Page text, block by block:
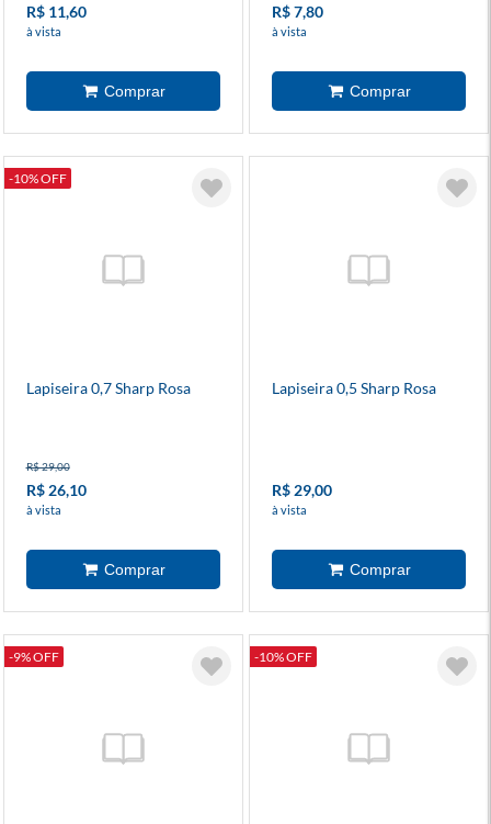
R$ 11,60
à vista
R$ 7,80
à vista
-10% OFF
Lapiseira 0,7 Sharp Rosa
R$ 29,00
R$ 26,10
à vista
Lapiseira 0,5 Sharp Rosa
R$ 29,00
à vista
-9% OFF -10% OFF